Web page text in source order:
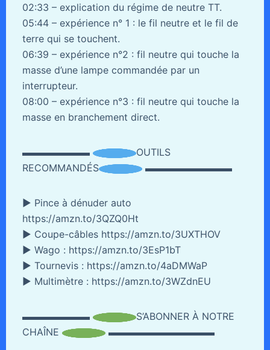
02:33 – explication du régime de neutre TT.
05:44 – expérience n° 1 : le fil neutre et le fil de
terre qui se touchent.
06:39 – expérience n°2 : fil neutre qui touche la
masse d’une lampe commandée par un
interrupteur.
08:00 – expérience n°3 : fil neutre qui touche la
masse en branchement direct.
▬▬▬▬▬▬▬
OUTILS
RECOMMANDÉS
▬▬▬▬▬▬▬▬▬
► Pince à dénuder auto
https://amzn.to/3QZQ0Ht
► Coupe-câbles https://amzn.to/3UXTHOV
► Wago : https://amzn.to/3EsP1bT
► Tournevis : https://amzn.to/4aDMWaP
► Multimètre : https://amzn.to/3WZdnEU
▬▬▬▬▬▬▬
S’ABONNER À NOTRE
CHAÎNE
▬▬▬▬▬▬▬▬▬▬▬